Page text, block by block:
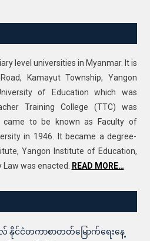
level universities in Myanmar. It is
Kamayut Township, Yangon
of Education which was
Training College (TTC) was
came to be known as Faculty of
in 1946. It became a degree-
Yangon Institute of Education,
was enacted.
READ MORE…
နိုင်ငံတကာစာတတ်မြောက်ရေးနေ့